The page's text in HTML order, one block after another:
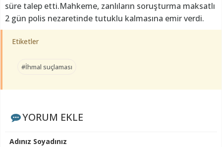
süre talep etti.Mahkeme, zanlıların soruşturma maksatlı
2 gün polis nezaretinde tutuklu kalmasına emir verdi.
Etiketler
#İhmal suçlaması
YORUM EKLE
Adınız Soyadınız